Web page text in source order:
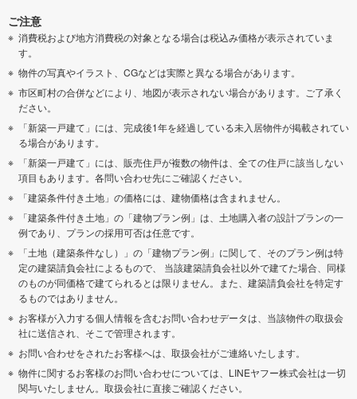
ご注意
消費税および地方消費税の対象となる場合は税込み価格が表示されていま
す。
物件の写真やイラスト、CGなどは実際と異なる場合があります。
市区町村の合併などにより、地図が表示されない場合があります。ご了承く
ださい。
「新築一戸建て」には、完成後1年を経過している未入居物件が掲載されてい
る場合があります。
「新築一戸建て」には、販売住戸が複数の物件は、全ての住戸に該当しない
項目もあります。各問い合わせ先にご確認ください。
「建築条件付き土地」の価格には、建物価格は含まれません。
「建築条件付き土地」の「建物プラン例」は、土地購入者の設計プランの一
例であり、プランの採用可否は任意です。
「土地（建築条件なし）」の「建物プラン例」に関して、そのプラン例は特
定の建築請負会社によるもので、 当該建築請負会社以外で建てた場合、同様
のものが同価格で建てられるとは限りません。また、建築請負会社を特定す
るものではありません。
お客様が入力する個人情報を含むお問い合わせデータは、当該物件の取扱会
社に送信され、そこで管理されます。
お問い合わせをされたお客様へは、取扱会社がご連絡いたします。
物件に関するお客様のお問い合わせについては、LINEヤフー株式会社は一切
関与いたしません。取扱会社に直接ご確認ください。